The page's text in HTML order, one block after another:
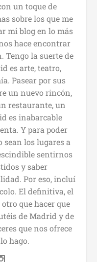
un toque de
sobre los que me
mi blog en lo más
hace encontrar
Tengo la suerte de
es arte, teatro,
Pasear por sus
un nuevo rincón,
restaurante, un
es inabarcable
Y para poder
sean los lugares a
sentirnos
y saber
Por eso, incluí
El definitiva, el
que hacer que
de Madrid y de
que nos ofrece
hago.